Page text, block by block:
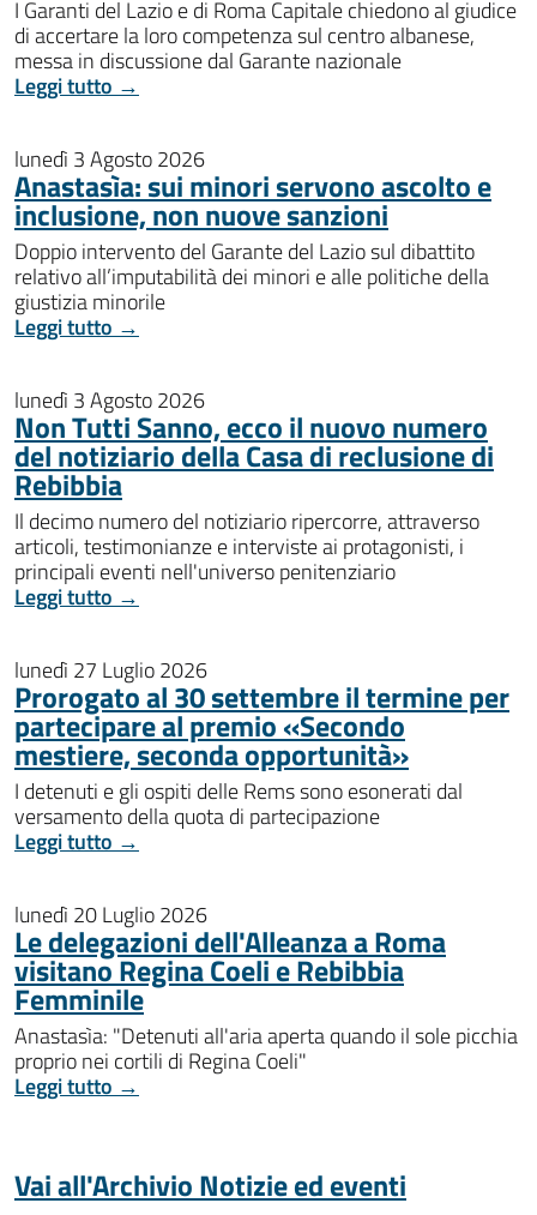
I Garanti del Lazio e di Roma Capitale chiedono al giudice
di accertare la loro competenza sul centro albanese,
messa in discussione dal Garante nazionale
Leggi tutto →
lunedì 3 Agosto 2026
Anastasìa: sui minori servono ascolto e
inclusione, non nuove sanzioni
Doppio intervento del Garante del Lazio sul dibattito
relativo all’imputabilità dei minori e alle politiche della
giustizia minorile
Leggi tutto →
lunedì 3 Agosto 2026
Non Tutti Sanno, ecco il nuovo numero
del notiziario della Casa di reclusione di
Rebibbia
Il decimo numero del notiziario ripercorre, attraverso
articoli, testimonianze e interviste ai protagonisti, i
principali eventi nell'universo penitenziario
Leggi tutto →
lunedì 27 Luglio 2026
Prorogato al 30 settembre il termine per
partecipare al premio «Secondo
mestiere, seconda opportunità»
I detenuti e gli ospiti delle Rems sono esonerati dal
versamento della quota di partecipazione
Leggi tutto →
lunedì 20 Luglio 2026
Le delegazioni dell'Alleanza a Roma
visitano Regina Coeli e Rebibbia
Femminile
Anastasìa: "Detenuti all'aria aperta quando il sole picchia
proprio nei cortili di Regina Coeli"
Leggi tutto →
Vai all'Archivio Notizie ed eventi